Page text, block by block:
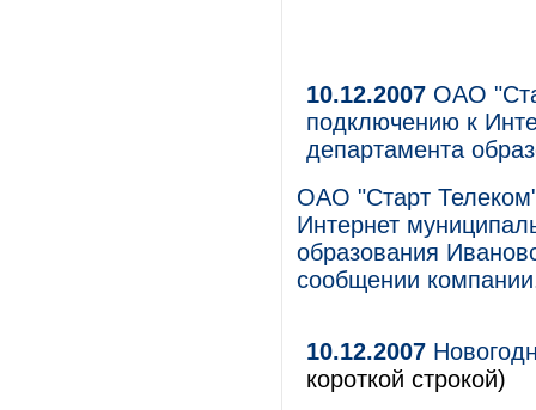
10.12.2007 ОАО
подключению к
департамента
ОАО "Старт
Интернет
образования
сообщении
10.12.2007
короткой строкой)